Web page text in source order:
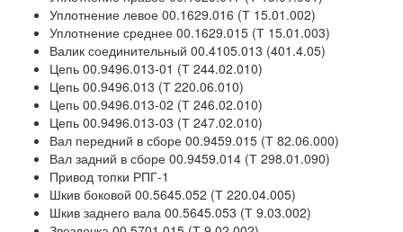
Уплотнение левое 00.1629.016 (Т 15.01.002)
Уплотнение среднее 00.1629.015 (Т 15.01.003)
Валик соединительный 00.4105.013 (401.4.05)
Цепь 00.9496.013-01 (Т 244.02.010)
Цепь 00.9496.013 (Т 220.06.010)
Цепь 00.9496.013-02 (Т 246.02.010)
Цепь 00.9496.013-03 (Т 247.02.010)
Вал передний в сборе 00.9459.015 (Т 82.06.000)
Вал задний в сборе 00.9459.014 (Т 298.01.090)
Привод топки РПГ-1
Шкив боковой 00.5645.052 (Т 220.04.005)
Шкив заднего вала 00.5645.053 (Т 9.03.002)